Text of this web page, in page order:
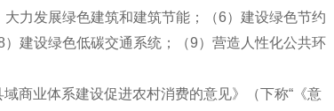
力发展绿色建筑和建筑节能；（6）建设绿色节约
建设绿色低碳交通系统；（9）营造人性化公共环
商业体系建设促进农村消费的意见》（下称“《意